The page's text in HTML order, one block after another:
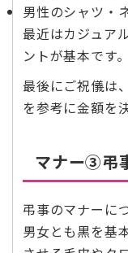
男性のシャツ・
最近はカジュア
ントが基本です。
最後にご祝儀は
を参考に金額を
マナー③弔
弔事のマナーに
男女とも黒を基